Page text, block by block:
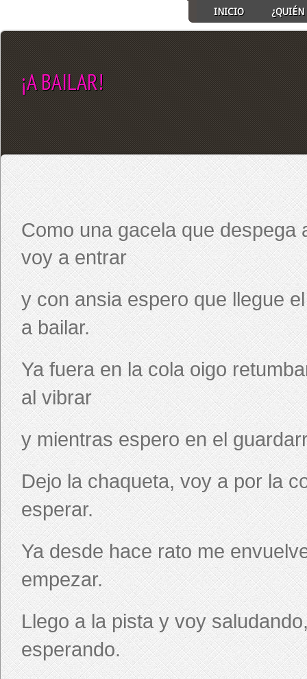
INICIO
¡A BAILAR!
SELECT ALBUM TO PLAY
Como una gacela que despega
voy a entrar
y con ansia espero que llegue
a bailar.
Ya fuera en la cola oigo
al vibrar
y mientras espero en el
Dejo la chaqueta, voy a por la
esperar.
Ya desde hace rato me
empezar.
Llego a la pista y voy
esperando.